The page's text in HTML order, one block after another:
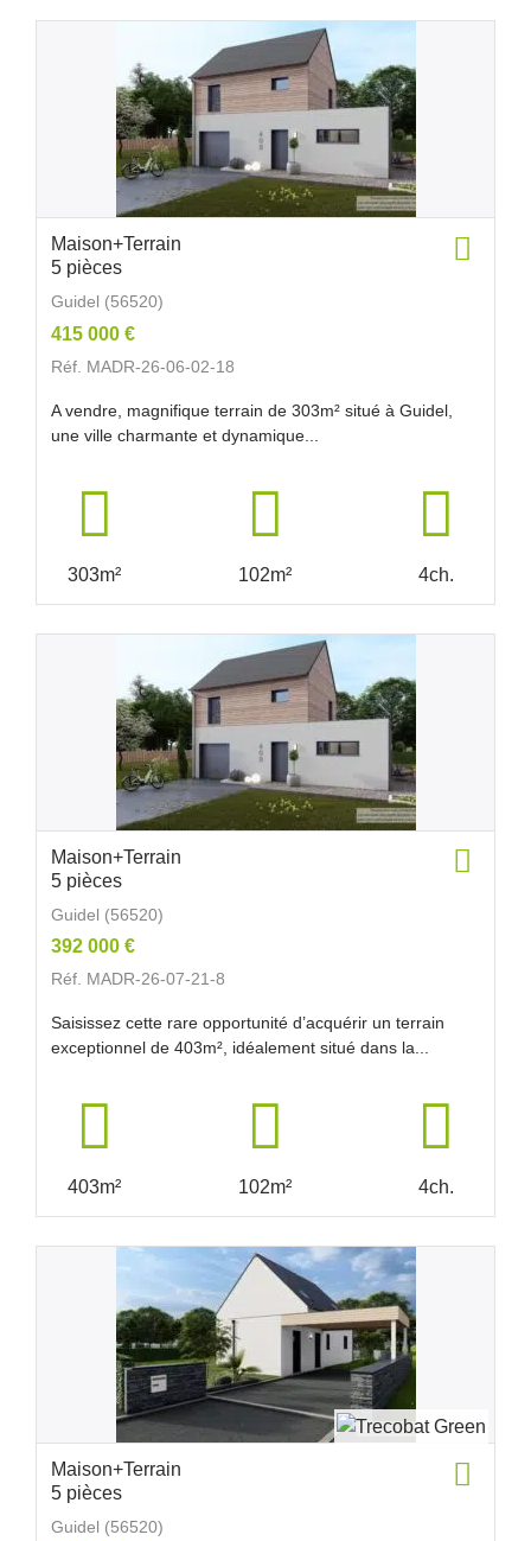
Maison+Terrain
5 pièces
Guidel (56520)
415 000 €
Réf. MADR-26-06-02-18
A vendre, magnifique terrain de 303m² situé à Guidel,
une ville charmante et dynamique...
303m² 102m² 4ch.
Maison+Terrain
5 pièces
Guidel (56520)
392 000 €
Réf. MADR-26-07-21-8
Saisissez cette rare opportunité d’acquérir un terrain
exceptionnel de 403m², idéalement situé dans la...
403m² 102m² 4ch.
Maison+Terrain
5 pièces
Guidel (56520)